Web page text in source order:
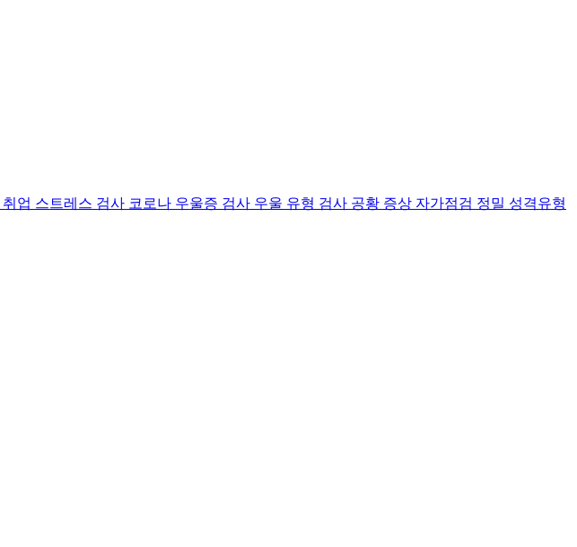
취업 스트레스 검사 코로나 우울증 검사 우울 유형 검사 공황 증상 자가점검 정밀 성격유형